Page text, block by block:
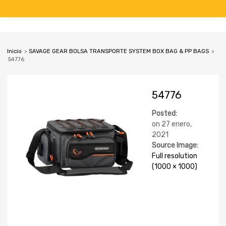
Inicio > SAVAGE GEAR BOLSA TRANSPORTE SYSTEM BOX BAG & PP BAGS >
54776
54776
Posted:
on 27 enero,
2021
Source Image:
Full resolution
(1000 × 1000)